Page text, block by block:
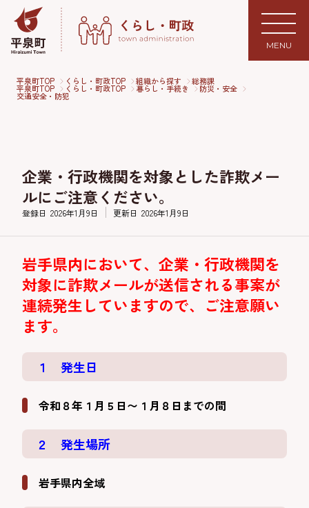
MENU
平泉町TOP くらし・町政TOP 組織から探す 総務課
平泉町TOP くらし・町政TOP 暮らし・手続き 防災・安全
交通安全・防犯
企業・行政機関を対象とした詐欺メー
ルにご注意ください。
登録日 2026年1月9日 更新日 2026年1月9日
岩手県内において、企業・行政機関を
対象に詐欺メールが送信される事案が
連続発生していますので、ご注意願い
ます。
１ 発生日
令和８年１月５日〜１月８日までの間
２ 発生場所
岩手県内全域